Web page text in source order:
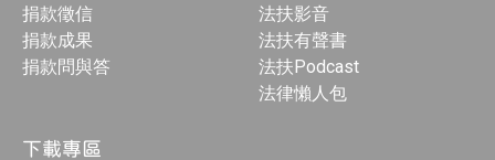
捐款徵信
捐款成果
捐款問與答
法扶影音
法扶有聲書
法扶Podcast
法律懶人包
下載專區